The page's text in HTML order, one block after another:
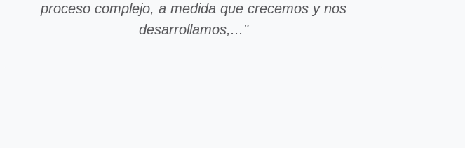
proceso complejo, a medida que crecemos y nos
desarrollamos,..."